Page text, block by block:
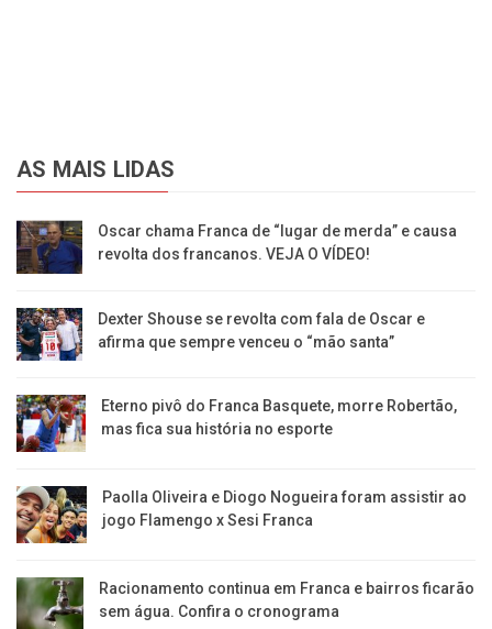
AS MAIS LIDAS
Oscar chama Franca de “lugar de merda” e causa
revolta dos francanos. VEJA O VÍDEO!
Dexter Shouse se revolta com fala de Oscar e
afirma que sempre venceu o “mão santa”
Eterno pivô do Franca Basquete, morre Robertão,
mas fica sua história no esporte
Paolla Oliveira e Diogo Nogueira foram assistir ao
jogo Flamengo x Sesi Franca
Racionamento continua em Franca e bairros ficarão
sem água. Confira o cronograma